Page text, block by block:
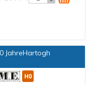
JahreHartogh